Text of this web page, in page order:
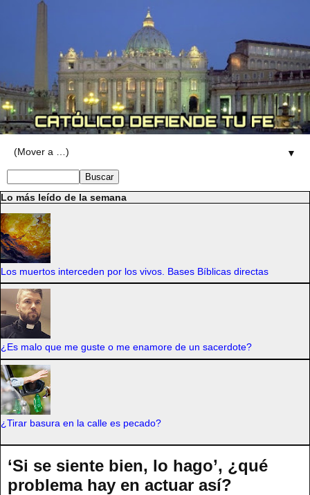
▼
Lo más leído de la semana
Los muertos interceden por los vivos. Bases Bíblicas directas
¿Es malo que me guste o me enamore de un sacerdote?
¿Tirar basura en la calle es pecado?
‘Si se siente bien, lo hago’, ¿qué
problema hay en actuar así?